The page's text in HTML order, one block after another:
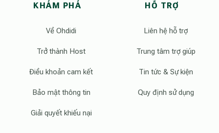
KHÁM PHÁ
Về Ohdidi
Trở thành Host
Điều khoản cam kết
Bảo mật thông tin
Giải quyết khiếu nại
HỖ TRỢ
Liên hệ hỗ trợ
Trung tâm trợ giúp
Tin tức & Sự kiện
Quy định sử dụng